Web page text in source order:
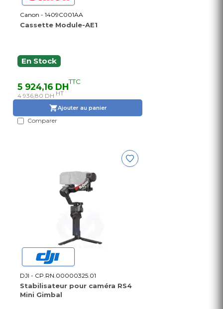
Canon - 1409C001AA
Cassette Module-AE1
En Stock
5 924,16 DHTTC
4 936,80 DH HT
Ajouter au panier
Comparer
DJI - CP.RN.00000325.01
Stabilisateur pour caméra RS4
Mini Gimbal